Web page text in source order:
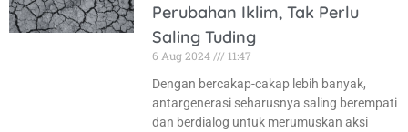
Perubahan Iklim, Tak Perlu
Saling Tuding
6 Aug 2024
11:47
Dengan bercakap-cakap lebih banyak,
antargenerasi seharusnya saling berempati
dan berdialog untuk merumuskan aksi